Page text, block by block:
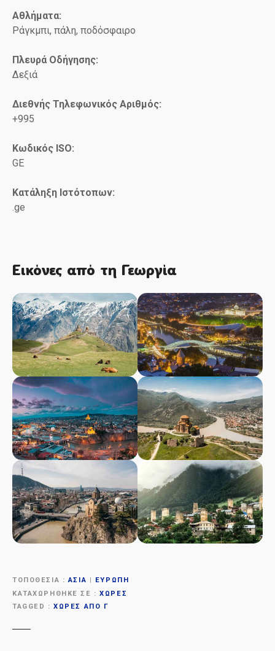
Αθλήματα:
Ράγκμπι, πάλη, ποδόσφαιρο
Πλευρά Οδήγησης:
Δεξιά
Διεθνής Τηλεφωνικός Αριθμός:
+995
Κωδικός ISO:
GE
Κατάληξη Ιστότοπων:
.ge
Εικόνες από τη Γεωργία
ΤΟΠΟΘΕΣΊΑ ΑΣΊΑ
ΕΥΡΏΠΗ
ΚΑΤΑΧΩΡΉΘΗΚΕ ΣΕ
ΧΏΡΕΣ
TAGGED
ΧΏΡΕΣ ΑΠΌ Γ